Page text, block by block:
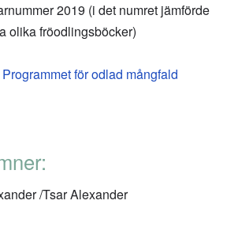
2019 (i det numret jämförde
olika fröodlingsböcker)
för odlad mångfald
/Tsar Alexander